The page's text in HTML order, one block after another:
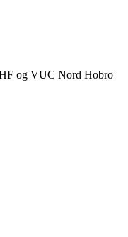
og VUC Nord Hobro